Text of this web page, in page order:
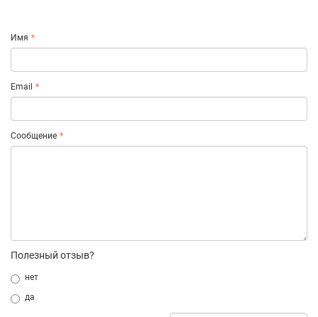
Имя
Email
Сообщение
Полезный отзыв?
нет
да